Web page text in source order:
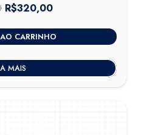
O
preço
original
era:
R$400,00.
R$320,00
preço
atual
é:
R$320,00.
CARRINHO
MAIS